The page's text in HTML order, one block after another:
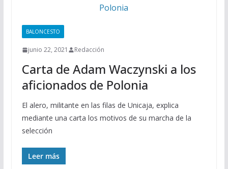
BALONCESTO
junio 22, 2021 Redacción
Carta de Adam Waczynski a los
aficionados de Polonia
El alero, militante en las filas de Unicaja, explica
mediante una carta los motivos de su marcha de la
selección
Leer más